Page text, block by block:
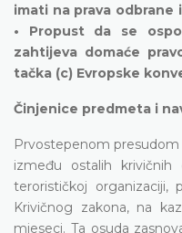
imati na prava
• Propust da se
zahtijeva domaće
tačka (c) Evropske
Činjenice predmeta i
Prvostepenom
između ostalih krivičnih
terorističkoj organizaciji,
Krivičnog zakona, na
mjeseci. Ta osuda